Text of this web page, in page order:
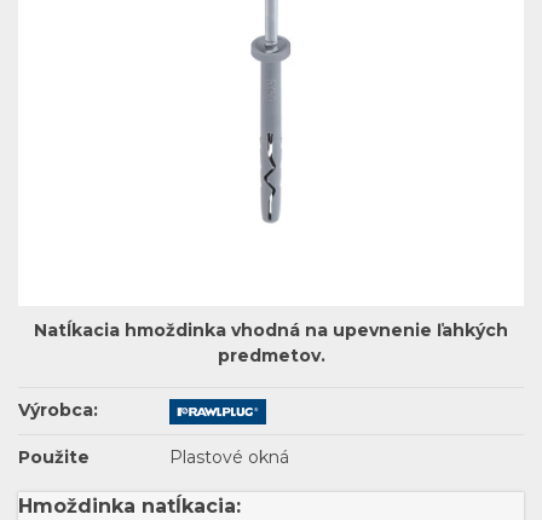
Hmoždinka natĺkacia:
Natĺkacia hmoždinka vhodná na upevnenie ľahkých
predmetov.
Výrobca:
Použite Plastové okná